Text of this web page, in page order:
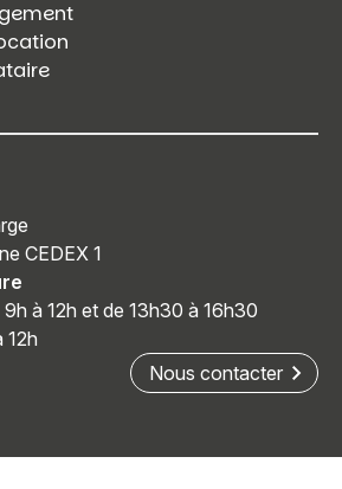
CEDEX 1
à 12h et de 13h30 à 16h30
12h
Nous contacter